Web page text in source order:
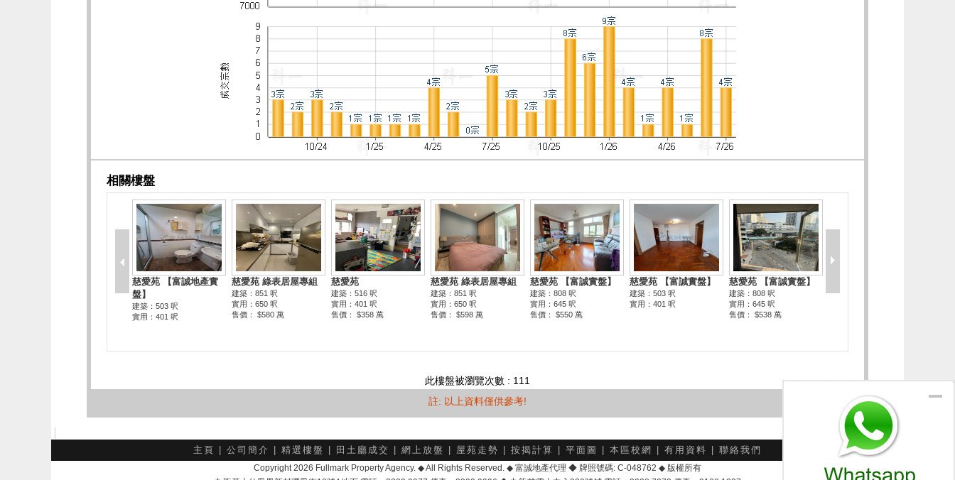
此樓盤被瀏覽次數 : 111
註: 以上資料僅供參考!
主頁 公司簡介 精選樓盤 田土廳成交 網上放盤 屋苑走勢 按揭計算 平面圖 本區校網 有用資料 聯絡我們
Copyright 2026 Fullmark Property Agency. ◆ All Rights Reserved. ◆ 富誠地產代理 ◆ 牌照號碼: C-048762 ◆ 版權所有